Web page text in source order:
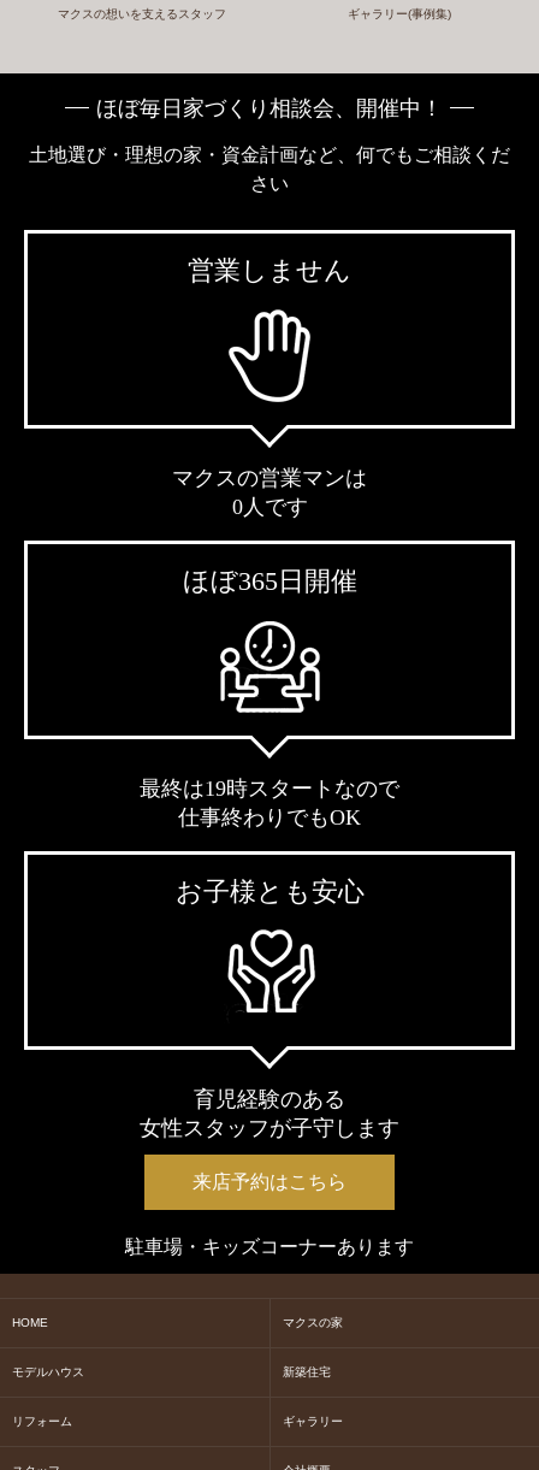
マクスの想いを支えるスタッフ ギャラリー(事例集)
ほぼ毎日家づくり相談会、開催中！
土地選び・理想の家・資金計画など、何でもご相談くだ
さい
営業しません
マクスの営業マンは
0人です
ほぼ365日開催
最終は19時スタートなので
仕事終わりでもOK
お子様とも安心
育児経験のある
女性スタッフが子守します
来店予約はこちら
駐車場・キッズコーナーあります
HOME マクスの家
モデルハウス 新築住宅
リフォーム ギャラリー